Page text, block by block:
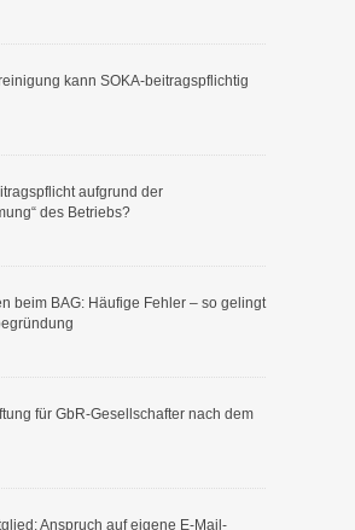
kann SOKA-beitragspflichtig
aufgrund der
des Betriebs?
beim BAG: Häufige Fehler – so gelingt
für GbR-Gesellschafter nach dem
Anspruch auf eigene E-Mail-